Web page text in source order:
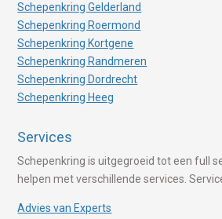
Schepenkring Gelderland
Schepenkring Roermond
Schepenkring Kortgene
Schepenkring Randmeren
Schepenkring Dordrecht
Schepenkring Heeg
Services
Schepenkring is uitgegroeid tot een full
helpen met verschillende services.
Advies van Experts